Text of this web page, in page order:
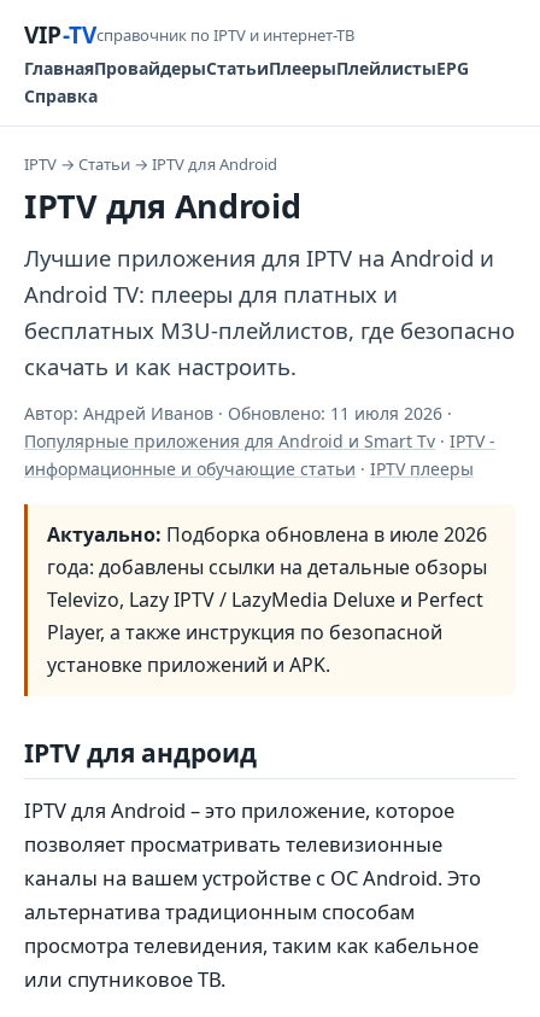
VIP-TVсправочник по IPTV и интернет-ТВ
ГлавнаяПровайдерыСтатьиПлеерыПлейлистыEPG
Справка
IPTV → Статьи → IPTV для Android
IPTV для Android
Лучшие приложения для IPTV на Android и
Android TV: плееры для платных и
бесплатных M3U-плейлистов, где безопасно
скачать и как настроить.
Автор: Андрей Иванов · Обновлено: 11 июля 2026 ·
Популярные приложения для Android и Smart Tv · IPTV -
информационные и обучающие статьи · IPTV плееры
Актуально: Подборка обновлена в июле 2026
года: добавлены ссылки на детальные обзоры
Televizo, Lazy IPTV / LazyMedia Deluxe и Perfect
Player, а также инструкция по безопасной
установке приложений и APK.
IPTV для андроид
IPTV для Android – это приложение, которое
позволяет просматривать телевизионные
каналы на вашем устройстве с ОС Android. Это
альтернатива традиционным способам
просмотра телевидения, таким как кабельное
или спутниковое ТВ.